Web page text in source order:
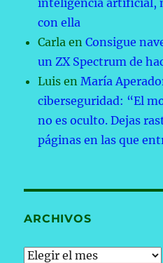
inteligencia artificial,
con ella
Carla enConsigue
un ZX Spectrum de
Luis enMaría
ciberseguridad: “El
no es oculto. Dejas
páginas en las que
ARCHIVOS
Archivos